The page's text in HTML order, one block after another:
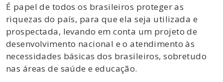
É papel de todos os brasileiros proteger as
riquezas do país, para que ela seja utilizada e
prospectada, levando em conta um projeto de
desenvolvimento nacional e o atendimento às
necessidades básicas dos brasileiros, sobretudo
nas áreas de saúde e educação.